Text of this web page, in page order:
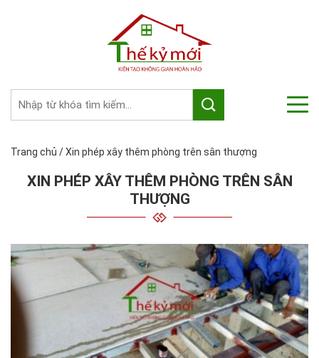
Trang chủ /Xin phép xây thêm phòng trên sân thượng
XIN PHÉP XÂY THÊM PHÒNG TRÊN SÂN
THƯỢNG